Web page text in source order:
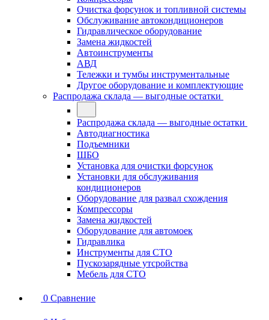
Очистка форсунок и топливной системы
Обслуживание автокондиционеров
Гидравлическое оборудование
Замена жидкостей
Автоинструменты
АВД
Тележки и тумбы инструментальные
Другое оборудование и комплектующие
Распродажа склада — выгодные остатки
Распродажа склада — выгодные остатки
Автодиагностика
Подъемники
ШБО
Установка для очистки форсунок
Установки для обслуживания
кондиционеров
Оборудование для развал схождения
Компрессоры
Замена жидкостей
Оборудование для автомоек
Гидравлика
Инструменты для СТО
Пускозарядные утсройства
Мебель для СТО
0 Сравнение